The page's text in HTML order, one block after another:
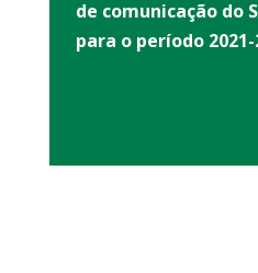
de comunicação do
para o período 2021-